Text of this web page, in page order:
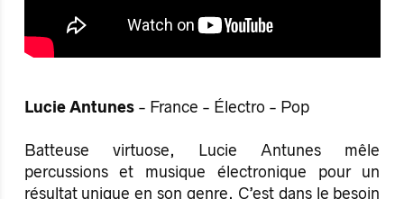
Lucie Antunes - France - Électro - Pop
Batteuse virtuose, Lucie Antunes mêle
percussions et musique électronique pour un
résultat unique en son genre. C’est dans le besoin